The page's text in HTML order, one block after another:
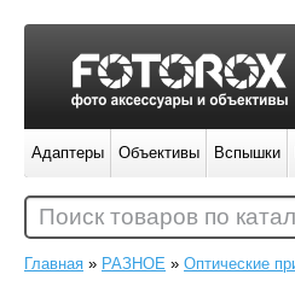
Главная » РАЗНОЕ » Оптические
Адаптеры Объективы Вспышки
Поиск товаров по